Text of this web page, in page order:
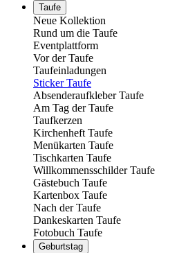
Taufe
Neue Kollektion
Rund um die Taufe
Eventplattform
Vor der Taufe
Taufeinladungen
Sticker Taufe
Absenderaufkleber Taufe
Am Tag der Taufe
Taufkerzen
Kirchenheft Taufe
Menükarten Taufe
Tischkarten Taufe
Willkommensschilder Taufe
Gästebuch Taufe
Kartenbox Taufe
Nach der Taufe
Dankeskarten Taufe
Fotobuch Taufe
Geburtstag